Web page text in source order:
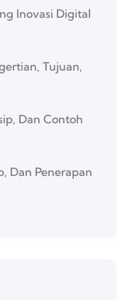
Inovasi Digital
Tujuan,
Dan Contoh
Dan Penerapan